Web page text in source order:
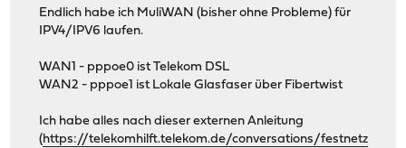
Endlich habe ich MuliWAN (bisher ohne Probleme) für
IPV4/IPV6 laufen.
WAN1 - pppoe0 ist Telekom DSL
WAN2 - pppoe1 ist Lokale Glasfaser über Fibertwist
Ich habe alles nach dieser externen Anleitung
(https://telekomhilft.telekom.de/conversations/festnetz